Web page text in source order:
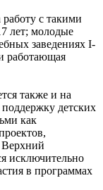
с такими
лет; молодые
заведениях I-
работающая
также и на
поддержку детских
как
Верхний
исключительно
в программах